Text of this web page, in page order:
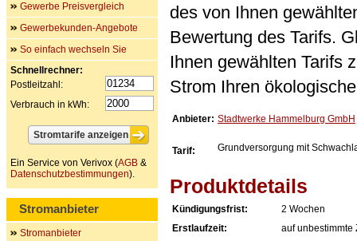
des von Ihnen
Bewertung des Tarifs.
Ihnen gewählten Tarifs
Strom Ihren
Anbieter: Stadtwerke Hammelburg GmbH
Tarif: Grundversorgung mit
Produktdetails
Kündigungsfrist:
2 Wochen
Erstlaufzeit:
auf unbestimmte
Gewerbe Preisvergleich
Gewerbekunden-Angebote
So einfach wechseln Sie
Schnellrechner:
Postleitzahl:
Verbrauch in kWh:
Ein Service von Verivox (AGB &
Datenschutzbestimmungen).
Stromanbieter
Stromanbieter